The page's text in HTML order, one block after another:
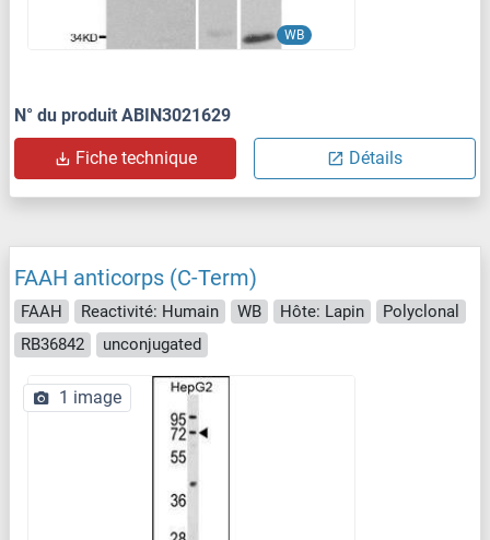
WB
N° du produit ABIN3021629
Fiche technique Détails
FAAH anticorps (C-Term)
FAAH Reactivité: Humain WB Hôte: Lapin
Polyclonal
RB36842
unconjugated
1 image